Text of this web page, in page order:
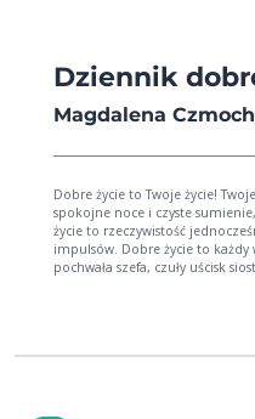
Dziennik
Magdalena
Dobre życie to Twoje życie! Twoje dobre poranki, popołudnia, wieczory. Twoje
spokojne noce i czyste sumienie,
życie to rzeczywistość
impulsów. Dobre życie to każdy
pochwała szefa, czuły uścisk
odczuwasz. Dobro jest także w
mądrością i pokorą, ale